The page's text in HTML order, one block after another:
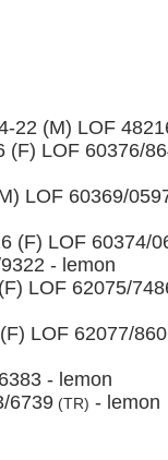
22 (M) LOF
(F) LOF 60376/
LOF 60369/
(F) LOF 60374/
- lemon
LOF 62075/
LOF 62077/
- lemon
6739 (TR) - lemon